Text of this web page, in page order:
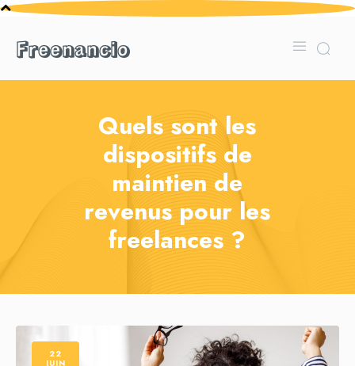
Freenancio
Quels sont les
dispositifs de
maintien de
revenus pour les
freelances ?
22
JUIN